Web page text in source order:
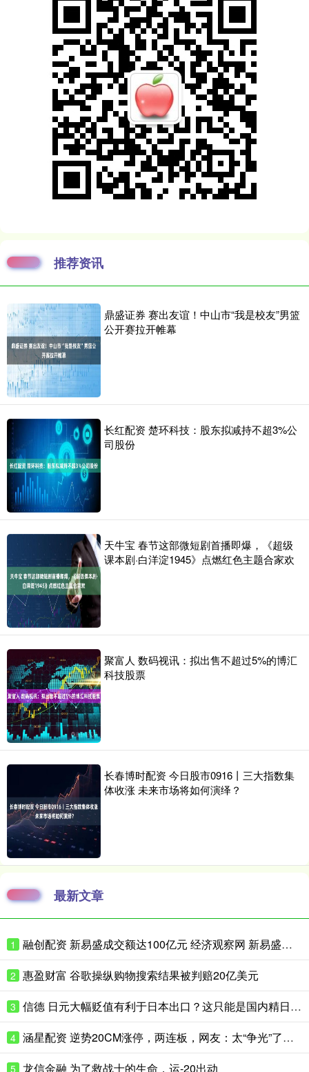
推荐资讯
鼎盛证券 赛出友谊！中山市“我是校友”男篮
公开赛拉开帷幕
长红配资 楚环科技：股东拟减持不超3%公
司股份
天牛宝 春节这部微短剧首播即爆，《超级
课本剧·白洋淀1945》点燃红色主题合家欢
聚富人 数码视讯：拟出售不超过5%的博汇
科技股票
长春博时配资 今日股市0916丨三大指数集
体收涨 未来市场将如何演绎？
最新文章
1 融创配资 新易盛成交额达100亿元 经济观察网 新易盛成交额达100亿元，现跌
2 惠盈财富 谷歌操纵购物搜索结果被判赔20亿美元
3 信德 日元大幅贬值有利于日本出口？这只能是国内精日群体的幻想
4 涵星配资 逆势20CM涨停，两连板，网友：太“争光”了……
5 龙信金融 为了救战士的生命，运-20出动